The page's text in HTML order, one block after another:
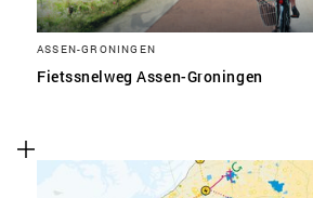
ASSEN-GRONINGEN
Fietssnelweg Assen-Groningen